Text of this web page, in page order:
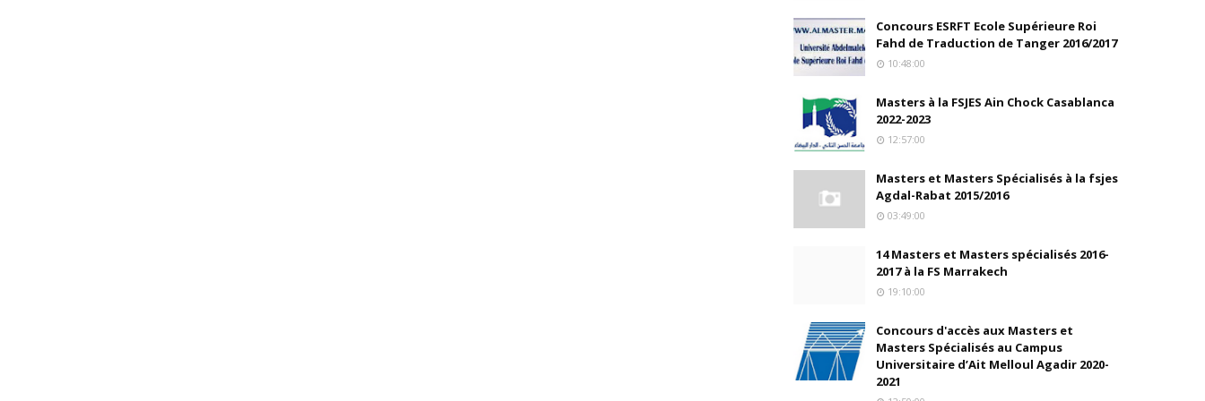
Concours ESRFT Ecole Supérieure Roi
Fahd de Traduction de Tanger 2016/2017
10:48:00
Masters à la FSJES Ain Chock Casablanca
2022-2023
12:57:00
Masters et Masters Spécialisés à la fsjes
Agdal-Rabat 2015/2016
03:49:00
14 Masters et Masters spécialisés 2016-
2017 à la FS Marrakech
19:10:00
Concours d'accès aux Masters et
Masters Spécialisés au Campus
Universitaire d’Ait Melloul Agadir 2020-
2021